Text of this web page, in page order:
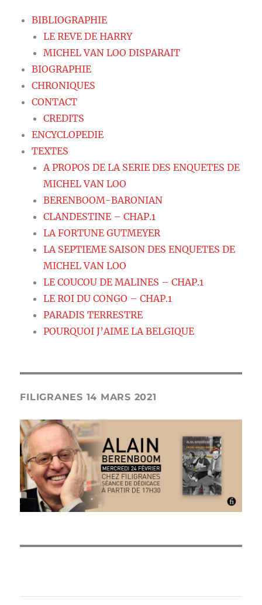
BIBLIOGRAPHIE
LE REVE DE HARRY
MICHEL VAN LOO DISPARAIT
BIOGRAPHIE
CHRONIQUES
CONTACT
CREDITS
ENCYCLOPEDIE
TEXTES
A PROPOS DE LA SERIE DES ENQUETES DE
MICHEL VAN LOO
BERENBOOM-BARONIAN
CLANDESTINE – CHAP.1
LA FORTUNE GUTMEYER
LA SEPTIEME SAISON DES ENQUETES DE
MICHEL VAN LOO
LE COUCOU DE MALINES – CHAP.1
LE ROI DU CONGO – CHAP.1
PARADIS TERRESTRE
POURQUOI J’AIME LA BELGIQUE
FILIGRANES 14 MARS 2021